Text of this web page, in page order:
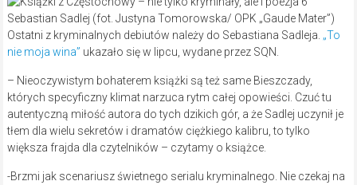
Sebastian Sadlej (fot. Justyna Tomorowska/ OPK „Gaude Mater”)
Ostatni z kryminalnych debiutów należy do Sebastiana Sadleja. „To
nie moja wina” ukazało się w lipcu, wydane przez SQN.
– Nieoczywistym bohaterem książki są też same Bieszczady,
których specyficzny klimat narzuca rytm całej opowieści. Czuć tu
autentyczną miłość autora do tych dzikich gór, a że Sadlej uczynił je
tłem dla wielu sekretów i dramatów ciężkiego kalibru, to tylko
większa frajda dla czytelników – czytamy o książce.
-Brzmi jak scenariusz świetnego serialu kryminalnego. Nie czekaj na